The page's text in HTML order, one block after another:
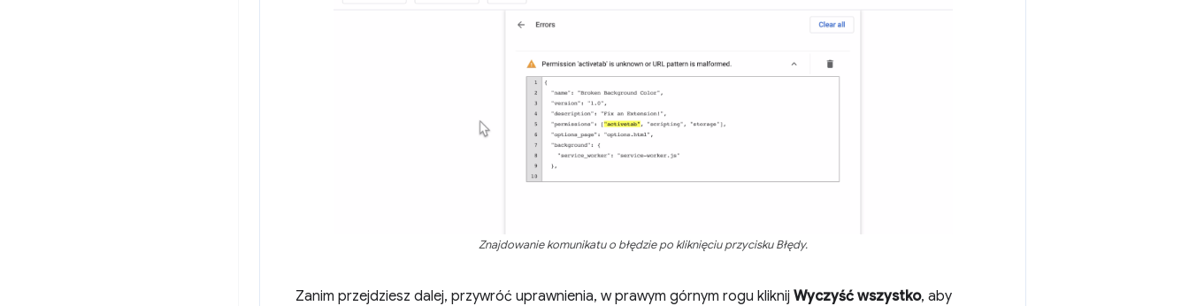
Znajdowanie komunikatu o błędzie po kliknięciu przycisku Błędy.
Zanim przejdziesz dalej, przywróć uprawnienia, w prawym górnym rogu kliknij Wyczyść wszystko, aby